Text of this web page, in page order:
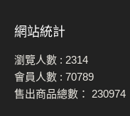
網站統計
瀏覽人數 : 2314
會員人數 : 70789
售出商品總數： 230974